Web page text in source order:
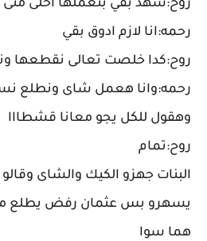
روح:شهد بقي بتعملها احلى منى
رحمه:انا لازم ادوق بقي
روح:كدا خلصت تعالى نقطعها
رحمه:وانا هعمل شاى ونطلع
وهقول للكل يجو معانا قشطااا
روح:تمام
البنات جهزو الكيك والشاى
يسهرو بس عثمان رفض يطلع
هما سوا